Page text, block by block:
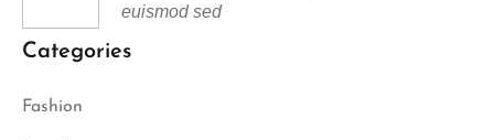
euismod sed
Categories
Fashion